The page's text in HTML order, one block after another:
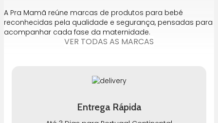
A Pra Mamã reúne marcas de produtos para bebé
reconhecidas pela qualidade e segurança, pensadas para
acompanhar cada fase da maternidade.
VER TODAS AS MARCAS
Entrega Rápida